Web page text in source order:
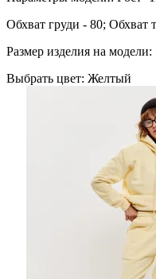
Обхват груди - 80; Обхват
Размер изделия на модели:
Выбрать цвет: Желтый